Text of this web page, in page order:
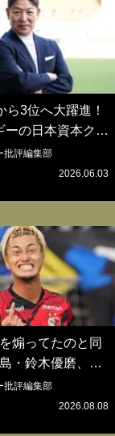
ら3位へ大躍進！
ーの日本資本クラ
年目に歴史的快
げられたのか？
界戦略】(1)
批評編集部
2026.06.03
煽ってたのと同
・鈴木優磨、大
“超・優等生イ
”が話題！｢試合中
批評編集部
2026.08.08